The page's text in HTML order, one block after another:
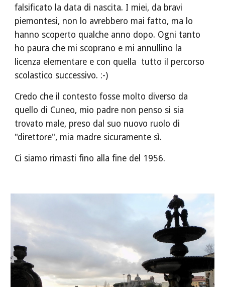
falsificato la data di nascita. I miei, da bravi
piemontesi, non lo avrebbero mai fatto, ma lo
hanno scoperto qualche anno dopo. Ogni tanto
ho paura che mi scoprano e mi annullino la
licenza elementare e con quella  tutto il percorso
scolastico successivo. :-)
Credo che il contesto fosse molto diverso da
quello di Cuneo, mio padre non penso si sia
trovato male, preso dal suo nuovo ruolo di
"direttore", mia madre sicuramente sì.
Ci siamo rimasti fino alla fine del 1956.